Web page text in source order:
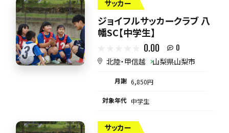
サッカー
ジョイフルサッカークラブ 八
幡SC【中学生】
0.00 0
北陸・甲信越 山梨県山梨市
月謝 6,850円
対象年代 中学生
サッカー